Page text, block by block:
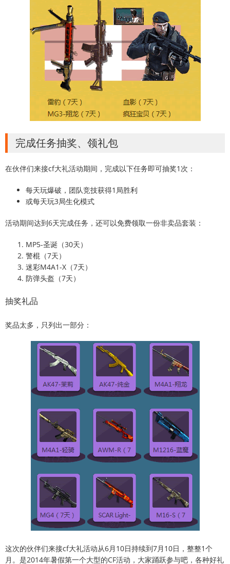
完成任务抽奖、领礼包
在伙伴们来接cf大礼活动期间，完成以下任务即可抽奖1次：
每天玩爆破，团队竞技获得1局胜利
或每天玩3局生化模式
活动期间达到6天完成任务，还可以免费领取一份非卖品套装：
MP5-圣诞（30天）
警棍（7天）
迷彩M4A1-X（7天）
防弹头盔（7天）
抽奖礼品
奖品太多，只列出一部分：
这次的伙伴们来接cf大礼活动从6月10日持续到7月10日，整整1个
月。是2014年暑假第一个大型的CF活动，大家踊跃参与吧，各种好礼